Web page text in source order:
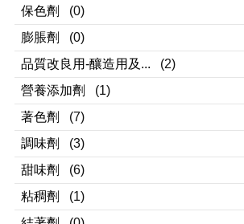
保色劑
(0)
膨脹劑
(0)
品質改良用-釀造用及...
(2)
營養添加劑
(1)
著色劑
(7)
調味劑
(3)
甜味劑
(6)
粘稠劑
(1)